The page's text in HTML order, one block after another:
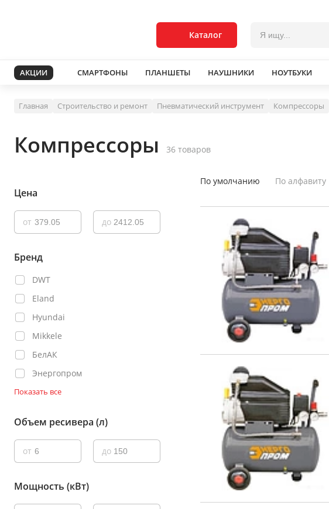
Каталог
АКЦИИ СМАРТФОНЫ ПЛАНШЕТЫ НАУШНИКИ НОУТБУКИ
Главная Строительство и ремонт Пневматический инструмент Компрессоры
Компрессоры 36 товаров
Цена
от до
Бренд
DWT
Eland
Hyundai
Mikkele
БелАК
Энергопром
Показать все
Объем ресивера (л)
от до
Мощность (кВт)
По умолчанию По алфавиту